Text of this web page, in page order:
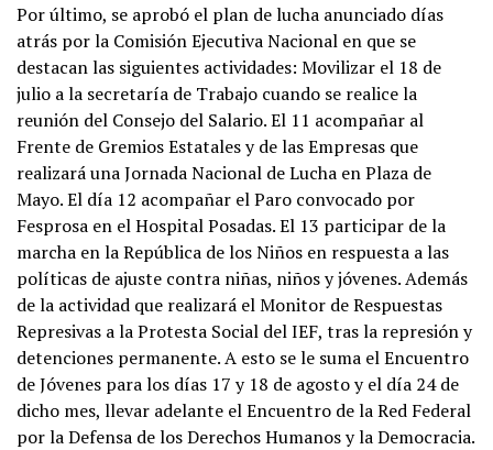
Por último, se aprobó el plan de lucha anunciado días
atrás por la Comisión Ejecutiva Nacional en que se
destacan las siguientes actividades: Movilizar el 18 de
julio a la secretaría de Trabajo cuando se realice la
reunión del Consejo del Salario. El 11 acompañar al
Frente de Gremios Estatales y de las Empresas que
realizará una Jornada Nacional de Lucha en Plaza de
Mayo. El día 12 acompañar el Paro convocado por
Fesprosa en el Hospital Posadas. El 13 participar de la
marcha en la República de los Niños en respuesta a las
políticas de ajuste contra niñas, niños y jóvenes. Además
de la actividad que realizará el Monitor de Respuestas
Represivas a la Protesta Social del IEF, tras la represión y
detenciones permanente. A esto se le suma el Encuentro
de Jóvenes para los días 17 y 18 de agosto y el día 24 de
dicho mes, llevar adelante el Encuentro de la Red Federal
por la Defensa de los Derechos Humanos y la Democracia.